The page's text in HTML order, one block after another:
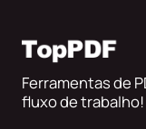
Ferramentas de
fluxo de trabalho!